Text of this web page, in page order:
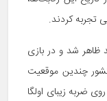
تجربه کردند.
ظاهر شد و در بازی
چندین موقعیت
سرانجام در دقیقه ۲۸ بازی، روی ضربه زیبای اولگا